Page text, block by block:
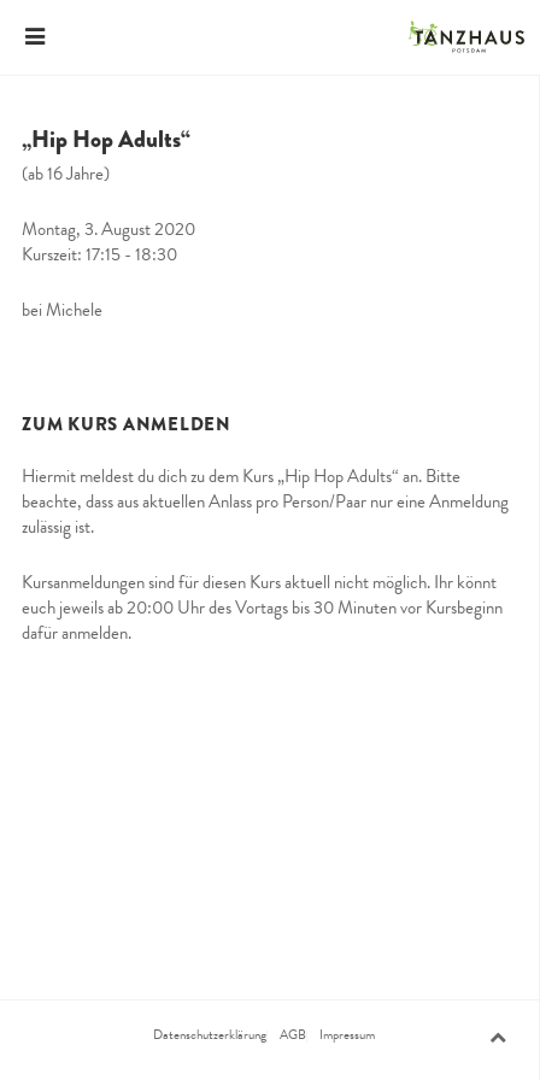
„Hip Hop Adults“
(ab 16 Jahre)
Montag, 3. August 2020
Kurszeit: 17:15 - 18:30
bei Michele
ZUM KURS ANMELDEN
Hiermit meldest du dich zu dem Kurs „Hip Hop Adults“ an. Bitte
beachte, dass aus aktuellen Anlass pro Person/Paar nur eine Anmeldung
zulässig ist.
Kursanmeldungen sind für diesen Kurs aktuell nicht möglich. Ihr könnt
euch jeweils ab 20:00 Uhr des Vortags bis 30 Minuten vor Kursbeginn
dafür anmelden.
Datenschutzerklärung AGB Impressum